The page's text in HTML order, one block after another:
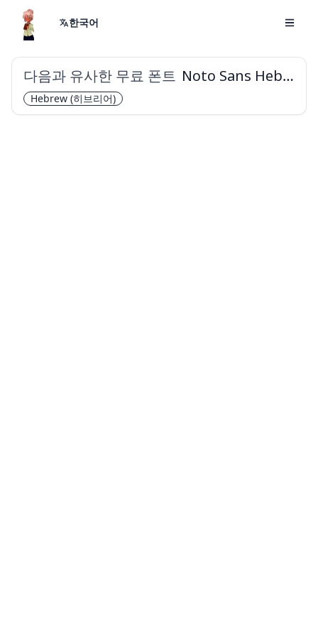
한국어
다음과 유사한 무료 폰트 Noto Sans Hebrew
Hebrew (히브리어)